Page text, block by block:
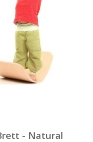
- Natural